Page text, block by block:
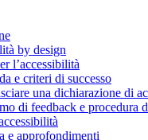
by design
l’accessibilità
e criteri di successo
una dichiarazione di
di feedback e procedura
e approfondimenti